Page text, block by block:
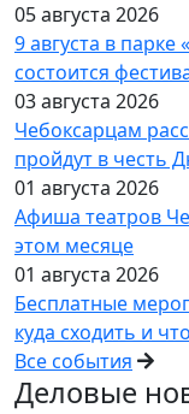
05 августа 2026
9 августа в парке
состоится
03 августа 2026
Чебоксарцам
пройдут в честь
01 августа 2026
Афиша театров
этом месяце
01 августа 2026
Бесплатные
куда сходить и
Все события
Деловые